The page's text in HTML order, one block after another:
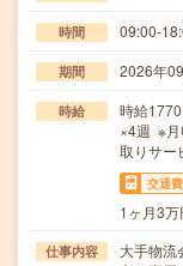
時間 09:00-
期間 2026年
時給
時給
×4週 ※月
取りサー
交通費
1ヶ月3
仕事内容
大手物